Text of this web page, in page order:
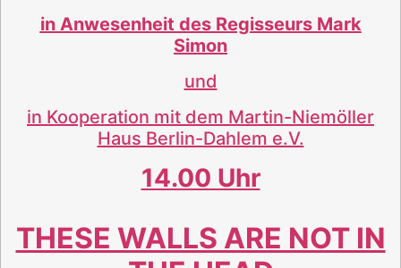
in Anwesenheit des Regisseurs Mark
Simon
und
in Kooperation mit dem Martin-Niemöller
Haus Berlin-Dahlem e.V.
14.00 Uhr
THESE WALLS ARE NOT IN